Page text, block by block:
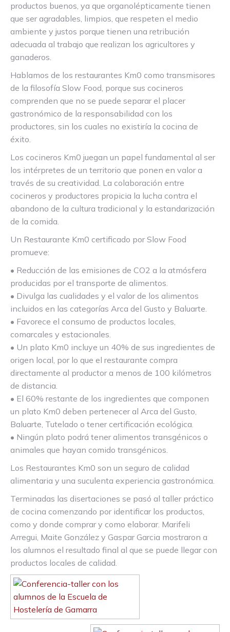
productos buenos, ya que organolépticamente tienen
que ser agradables, limpios, que respeten el medio
ambiente y justos porque tienen una retribución
adecuada al trabajo que realizan los agricultores y
ganaderos.
Hablamos de los restaurantes Km0 como transmisores
de la filosofía Slow Food, porque sus cocineros
comprenden que no se puede separar el placer
gastronómico de la responsabilidad con los
productores, sin los cuales no existiría la cocina de
éxito.
Los cocineros Km0 juegan un papel fundamental al ser
los intérpretes de un territorio que ponen en valor a
través de su creatividad. La colaboración entre
cocineros y productores propicia la lucha contra el
abandono de la cultura tradicional y la estandarización
de la comida.
Un Restaurante Km0 certificado por Slow Food
promueve:
• Reducción de las emisiones de CO2 a la atmósfera
producidas por el transporte de alimentos.
• Divulga las cualidades y el valor de los alimentos
incluidos en las categorías Arca del Gusto y Baluarte.
• Favorece el consumo de productos locales,
comarcales y estacionales.
• Un plato Km0 incluye un 40% de sus ingredientes de
origen local, por lo que el restaurante compra
directamente al productor a menos de 100 kilómetros
de distancia.
• El 60% restante de los ingredientes que componen
un plato Km0 deben pertenecer al Arca del Gusto,
Baluarte, Tutelado o tener certificación ecológica.
• Ningún plato podrá tener alimentos transgénicos o
animales que hayan comido transgénicos.
Los Restaurantes Km0 son un seguro de calidad
alimentaria y una suculenta experiencia gastronómica.
Terminadas las disertaciones se pasó al taller práctico
de cocina comenzando por identificar los productos,
como y donde comprar y como elaborar. Marifeli
Arregui, Maite González y Gaspar Garcia mostraron a
los alumnos el resultado final al que se puede llegar con
productos locales de calidad.